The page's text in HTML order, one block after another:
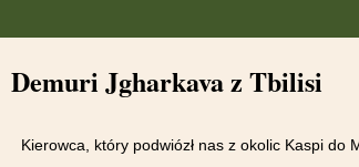
Demuri Jgharkava z Tbilisi
Kierowca, który podwiózł nas z okolic Kaspi do